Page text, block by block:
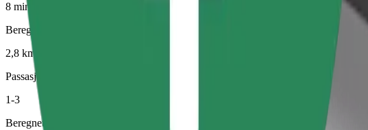
8 min
Beregnet avstand
2,8 km
Passasjerer
1-3
Beregnet pris